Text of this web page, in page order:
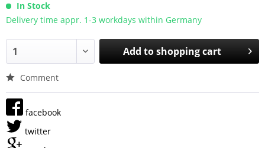
In Stock
Delivery time appr. 1-3 workdays within Germany
Add toshopping cart
Comment
facebook
twitter